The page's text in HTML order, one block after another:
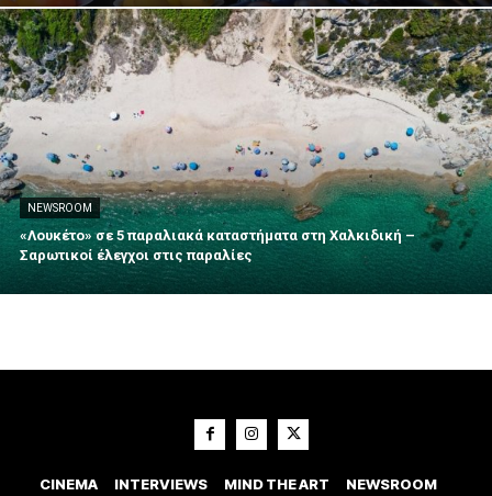
NEWSROOM
«Λουκέτο» σε 5 παραλιακά καταστήματα στη Χαλκιδική –
Σαρωτικοί έλεγχοι στις παραλίες
CINEMA INTERVIEWS MIND THE ART NEWSROOM